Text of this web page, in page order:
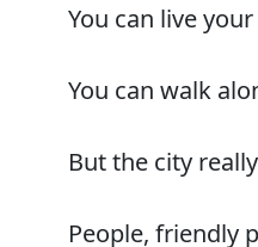
You can live
You can walk
But the city
People, friendly